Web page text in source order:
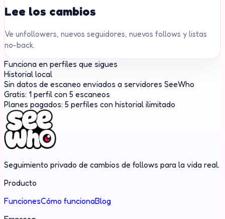
Lee los cambios
Ve unfollowers, nuevos seguidores, nuevos follows y listas
no-back.
Funciona en perfiles que sigues
Historial local
Sin datos de escaneo enviados a servidores SeeWho
Gratis: 1 perfil con 5 escaneos
Planes pagados: 5 perfiles con historial ilimitado
Seguimiento privado de cambios de follows para la vida real.
Producto
FuncionesCómo funcionaBlog